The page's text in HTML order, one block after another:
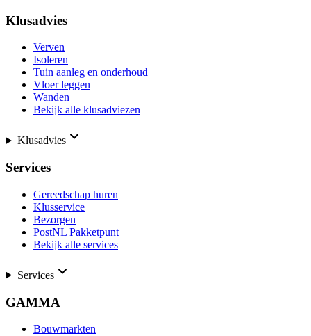
Klusadvies
Verven
Isoleren
Tuin aanleg en onderhoud
Vloer leggen
Wanden
Bekijk alle klusadviezen
Klusadvies
Services
Gereedschap huren
Klusservice
Bezorgen
PostNL Pakketpunt
Bekijk alle services
Services
GAMMA
Bouwmarkten